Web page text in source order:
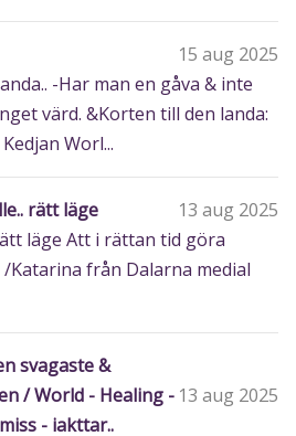
15 aug 2025
-Har man en gåva & inte
värd. &Korten till den landa:
Worl...
rätt läge
13 aug 2025
läge Att i rättan tid göra
från Dalarna medial
svagaste &
/ World - Healing -
- iakttar..
13 aug 2025